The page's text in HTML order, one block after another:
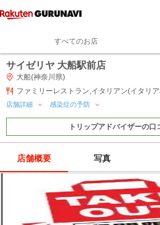
すべてのお店
サイゼリヤ 大船駅前店
大船(神奈川県)
ファミリーレストラン,イタリアン(イタリ
店舗詳細 感染症の予防
トリップアドバイザーの口
店舗概要 写真